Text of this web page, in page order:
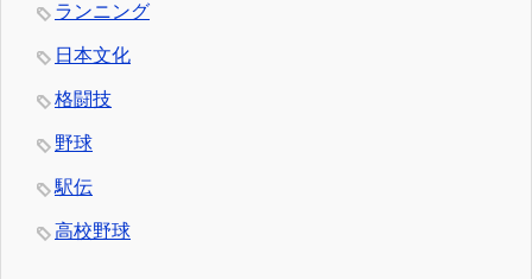
ランニング
日本文化
格闘技
野球
駅伝
高校野球